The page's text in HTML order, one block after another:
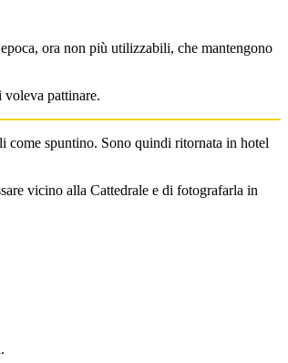
ora non più utilizzabili, che mantengono
voleva pattinare.
come spuntino. Sono quindi ritornata in hotel
vicino alla Cattedrale e di fotografarla in